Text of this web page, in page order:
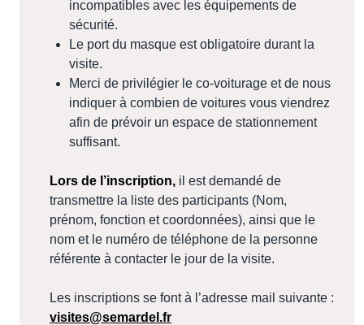
incompatibles avec les équipements de
sécurité.
Le port du masque est obligatoire durant la
visite.
Merci de privilégier le co-voiturage et de nous
indiquer à combien de voitures vous viendrez
afin de prévoir un espace de stationnement
suffisant.
Lors de l’inscription, il est demandé de
transmettre la liste des participants (Nom,
prénom, fonction et coordonnées), ainsi que le
nom et le numéro de téléphone de la personne
référente à contacter le jour de la visite.
Les inscriptions se font à l’adresse mail suivante :
visites@semardel.fr